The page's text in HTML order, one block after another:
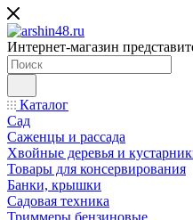
Интернет-магазин
Каталог
Сад
Саженцы и рассада
Хвойные деревья и
Товары для консервирования
Банки, крышки
Садовая техника
Триммеры бензиновые